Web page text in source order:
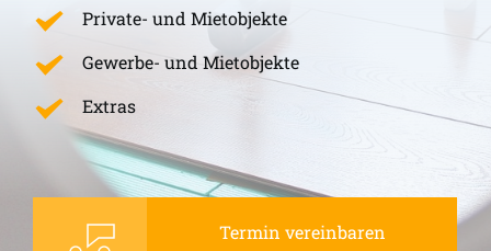
Private- und Mietobjekte
Gewerbe- und Mietobjekte
Extras
Termin vereinbaren